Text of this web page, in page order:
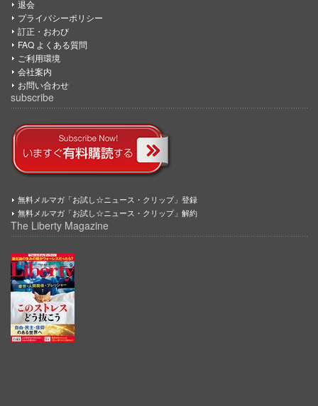
退会
プライバシーポリシー
訂正・おわび
FAQ よくある質問
ご利用環境
会社案内
お問い合わせ
subscribe
無料メルマガ「お試し☆ニュース・クリップ」登録
無料メルマガ「お試し☆ニュース・クリップ」解約
The Liberty Magazine